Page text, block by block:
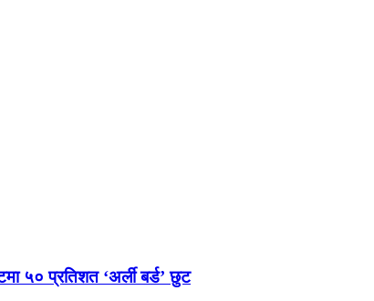
५० प्रतिशत ‘अर्ली बर्ड’ छुट